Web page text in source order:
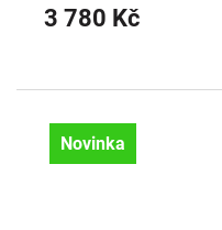
3 780 Kč
Novinka